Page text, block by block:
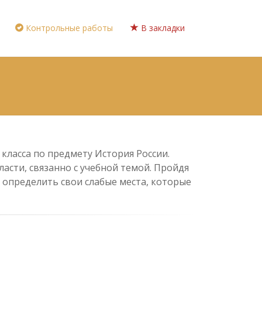
Контрольные работы В закладки
по предмету История России.
связанно с учебной темой. Пройдя
свои слабые места, которые